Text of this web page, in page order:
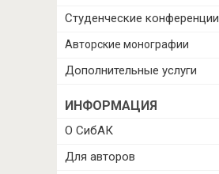
Студенческие конференции
Авторские монографии
Дополнительные услуги
ИНФОРМАЦИЯ
О СибАК
Для авторов